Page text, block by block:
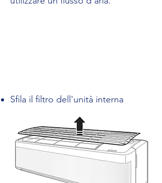
Sfila il filtro dell'unità interna